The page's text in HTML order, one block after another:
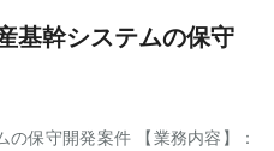
基幹システムの保守
の保守開発案件 【業務内容】：